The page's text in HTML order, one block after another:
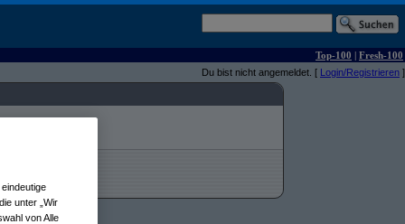
Top-100 | Fresh-100
Du bist nicht angemeldet. [ Login/Registrieren ]
unter „Wir
von Alle